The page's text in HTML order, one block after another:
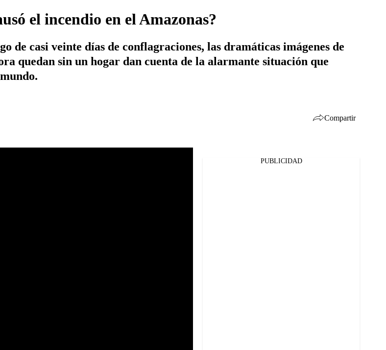
el incendio en el Amazonas?
de casi veinte días de conflagraciones, las dramáticas imágenes de
quedan sin un hogar dan cuenta de la alarmante situación que
Compartir
PUBLICIDAD